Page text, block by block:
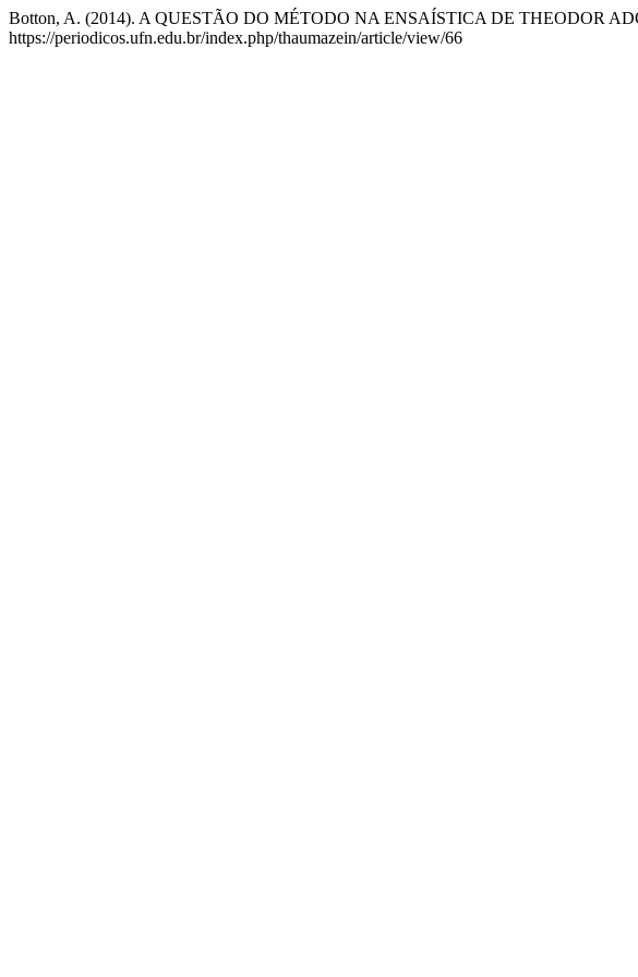
Botton, A. (2014). A QUESTÃO DO MÉTODO NA ENSAÍSTICA DE THEODOR
https://periodicos.ufn.edu.br/index.php/thaumazein/article/view/66